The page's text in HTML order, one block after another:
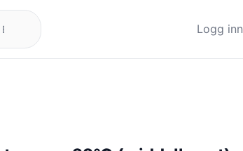
Logg inn